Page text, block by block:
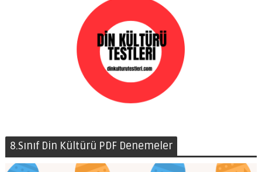
8.Sınıf Din Kültürü PDF Denemeler